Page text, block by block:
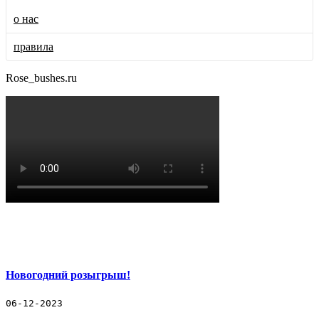
Пионовидные РОЗЫ
Полиантовые РОЗЫ
Все РОЗЫ
Декоративные растения
о нас
правила
Rose_bushes.ru
Новогодний розыгрыш!
06-12-2023